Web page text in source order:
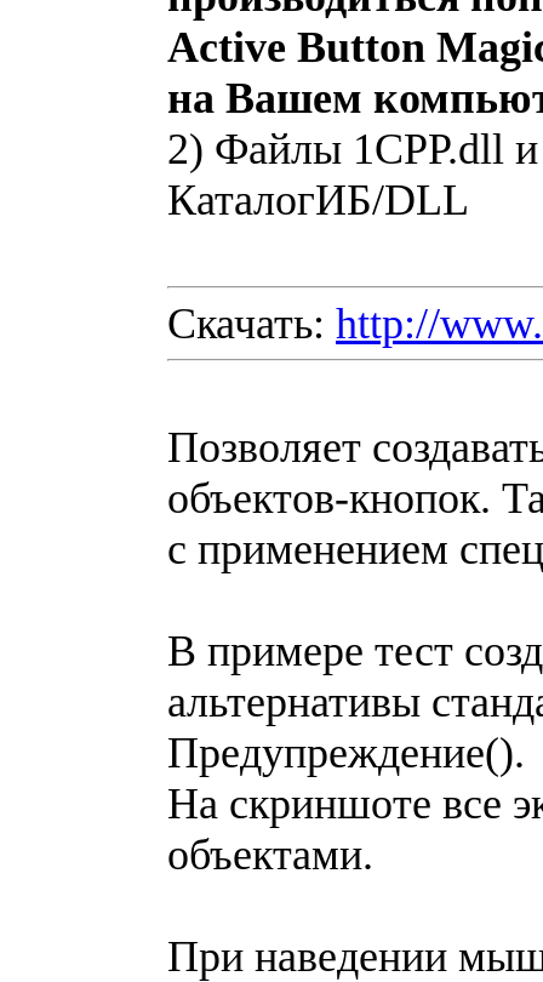
Active Button
на Вашем
2) Файлы 1CPP.dll и
КаталогИБ/DLL
Скачать: http://
Позволяет
объектов-кнопок.
с применением
В примере тест
альтернативы
Предупреждение().
На скриншоте все
объектами.
При наведении